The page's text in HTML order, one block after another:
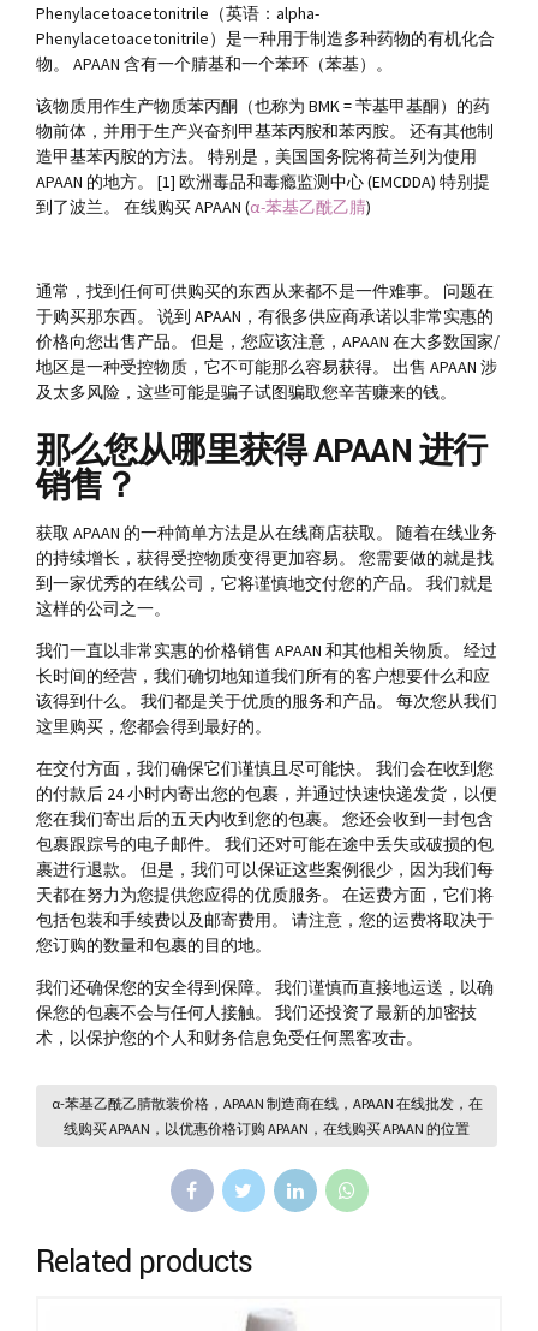
Phenylacetoacetonitrile（英语：alpha-
Phenylacetoacetonitrile）是一种用于制造多种药物的有机化合
物。 APAAN 含有一个腈基和一个苯环（苯基）。
该物质用作生产物质苯丙酮（也称为 BMK = 苄基甲基酮）的药
物前体，并用于生产兴奋剂甲基苯丙胺和苯丙胺。 还有其他制
造甲基苯丙胺的方法。 特别是，美国国务院将荷兰列为使用
APAAN 的地方。 [1] 欧洲毒品和毒瘾监测中心 (EMCDDA) 特别提
到了波兰。 在线购买 APAAN (α-苯基乙酰乙腈)
通常，找到任何可供购买的东西从来都不是一件难事。 问题在
于购买那东西。 说到 APAAN，有很多供应商承诺以非常实惠的
价格向您出售产品。 但是，您应该注意，APAAN 在大多数国家/
地区是一种受控物质，它不可能那么容易获得。 出售 APAAN 涉
及太多风险，这些可能是骗子试图骗取您辛苦赚来的钱。
那么您从哪里获得 APAAN 进行
销售？
获取 APAAN 的一种简单方法是从在线商店获取。 随着在线业务
的持续增长，获得受控物质变得更加容易。 您需要做的就是找
到一家优秀的在线公司，它将谨慎地交付您的产品。 我们就是
这样的公司之一。
我们一直以非常实惠的价格销售 APAAN 和其他相关物质。 经过
长时间的经营，我们确切地知道我们所有的客户想要什么和应
该得到什么。 我们都是关于优质的服务和产品。 每次您从我们
这里购买，您都会得到最好的。
在交付方面，我们确保它们谨慎且尽可能快。 我们会在收到您
的付款后 24 小时内寄出您的包裹，并通过快速快递发货，以便
您在我们寄出后的五天内收到您的包裹。 您还会收到一封包含
包裹跟踪号的电子邮件。 我们还对可能在途中丢失或破损的包
裹进行退款。 但是，我们可以保证这些案例很少，因为我们每
天都在努力为您提供您应得的优质服务。 在运费方面，它们将
包括包装和手续费以及邮寄费用。 请注意，您的运费将取决于
您订购的数量和包裹的目的地。
我们还确保您的安全得到保障。 我们谨慎而直接地运送，以确
保您的包裹不会与任何人接触。 我们还投资了最新的加密技
术，以保护您的个人和财务信息免受任何黑客攻击。
α-苯基乙酰乙腈散装价格，APAAN 制造商在线，APAAN 在线批发，在
线购买 APAAN，以优惠价格订购 APAAN，在线购买 APAAN 的位置
Related products